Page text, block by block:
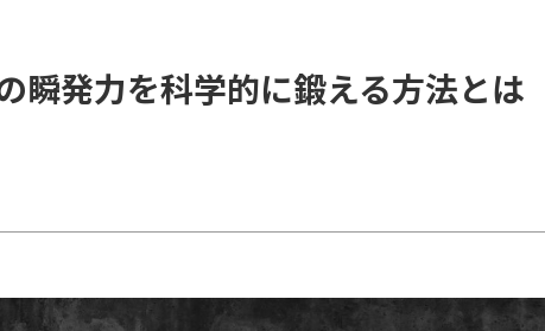
瞬発力を科学的に鍛える方法とは